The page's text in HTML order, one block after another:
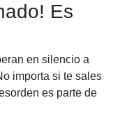
Es
en silencio a
importa si te sales
es parte de